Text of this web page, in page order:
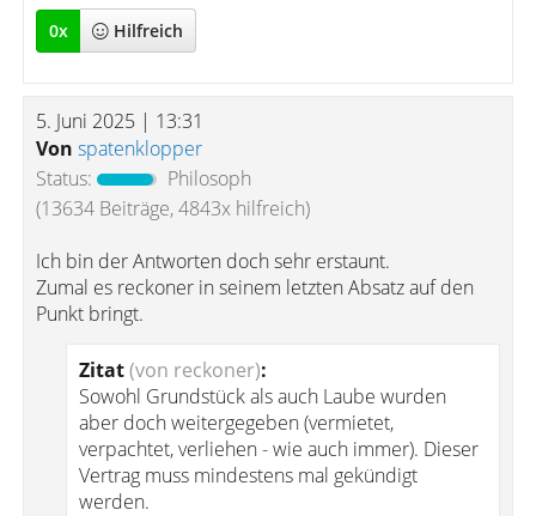
0x Hilfreich
5. Juni 2025 | 13:31
Von spatenklopper
Status:
Philosoph
(13634 Beiträge, 4843x hilfreich)
Ich bin der Antworten doch sehr erstaunt.
Zumal es reckoner in seinem letzten Absatz auf den
Punkt bringt.
Zitat(von reckoner):
Sowohl Grundstück als auch Laube wurden
aber doch weitergegeben (vermietet,
verpachtet, verliehen - wie auch immer). Dieser
Vertrag muss mindestens mal gekündigt
werden.